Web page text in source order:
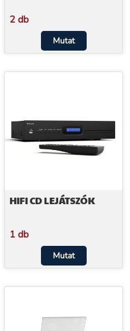
2 db
Mutat
HIFI CD LEJÁTSZÓK
1 db
Mutat